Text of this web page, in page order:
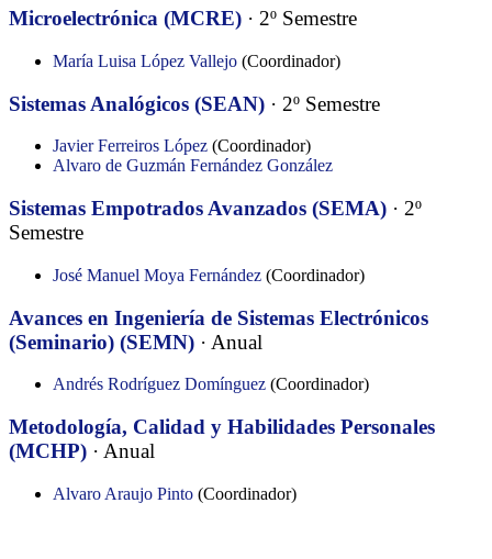
Microelectrónica (MCRE) · 2º Semestre
María Luisa López Vallejo (Coordinador)
Sistemas Analógicos (SEAN) · 2º Semestre
Javier Ferreiros López (Coordinador)
Alvaro de Guzmán Fernández González
Sistemas Empotrados Avanzados (SEMA) · 2º
Semestre
José Manuel Moya Fernández (Coordinador)
Avances en Ingeniería de Sistemas Electrónicos
(Seminario) (SEMN) · Anual
Andrés Rodríguez Domínguez (Coordinador)
Metodología, Calidad y Habilidades Personales
(MCHP) · Anual
Alvaro Araujo Pinto (Coordinador)